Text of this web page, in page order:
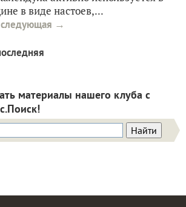
в виде настоев,...
следующая →
материалы нашего клуба с